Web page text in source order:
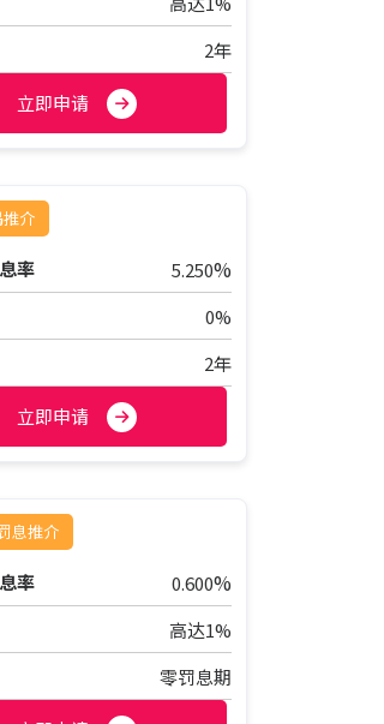
2年
立即申请
介
率 5.250%
0%
2年
立即申请
息推介
率 0.600%
高达1%
零罚息期